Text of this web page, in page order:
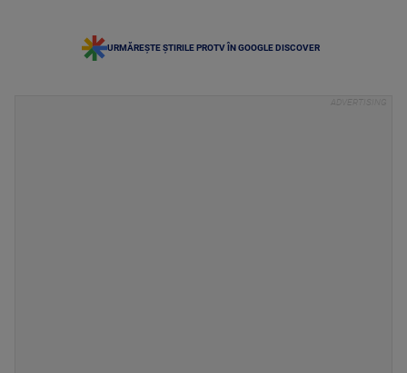
URMĂREȘTE ȘTIRILE PROTV ÎN GOOGLE DISCOVER